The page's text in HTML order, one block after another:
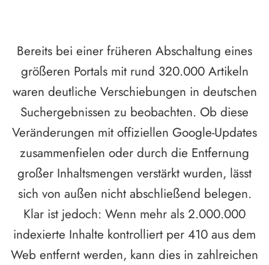
Bereits bei einer früheren Abschaltung eines
größeren Portals mit rund 320.000 Artikeln
waren deutliche Verschiebungen in deutschen
Suchergebnissen zu beobachten. Ob diese
Veränderungen mit offiziellen Google-Updates
zusammenfielen oder durch die Entfernung
großer Inhaltsmengen verstärkt wurden, lässt
sich von außen nicht abschließend belegen.
Klar ist jedoch: Wenn mehr als 2.000.000
indexierte Inhalte kontrolliert per 410 aus dem
Web entfernt werden, kann dies in zahlreichen